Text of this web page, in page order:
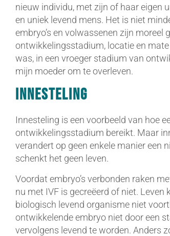
nieuw individu, met zijn of haar eigen
en uniek levend mens. Het is niet
embryo’s en volwassenen zijn moreel
ontwikkelingsstadium, locatie en
was, in een vroeger stadium van
mijn moeder om te overleven.
Innesteling
Innesteling is een voorbeeld van hoe
ontwikkelingsstadium bereikt. Maar
verandert op geen enkele manier een
schenkt het geen leven.
Voordat embryo’s verbonden raken
nu met IVF is gecreëerd of niet.
biologisch levend organisme niet
ontwikkelende embryo niet door een
vervolgens levend te worden. Anders